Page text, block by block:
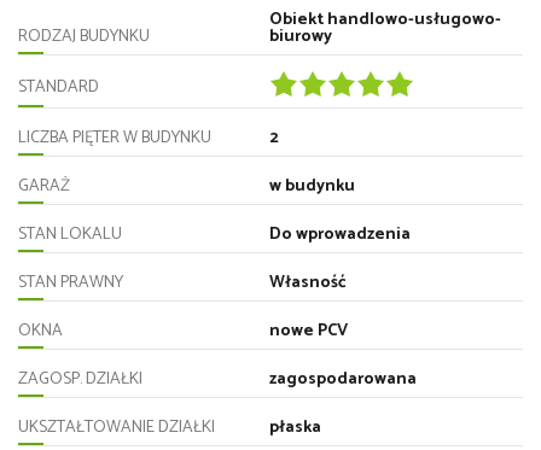
RODZAJ BUDYNKU
Obiekt handlowo-usługowo-
biurowy
STANDARD
LICZBA PIĘTER W BUDYNKU
2
GARAŻ
w budynku
STAN LOKALU
Do wprowadzenia
STAN PRAWNY
Własność
OKNA
nowe PCV
ZAGOSP. DZIAŁKI
zagospodarowana
UKSZTAŁTOWANIE DZIAŁKI
płaska